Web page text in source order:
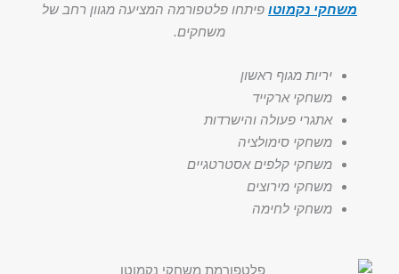
משחקי נקמוטו פיתחו פלטפורמה המציעה מגוון רחב של
משחקים.
יריות מגוף ראשון
משחקי ארקייד
אתגרי פעולה והישרדות
משחקי סימולציה
משחקי קלפים אסטרטגיים
משחקי מירוצים
משחקי לחימה